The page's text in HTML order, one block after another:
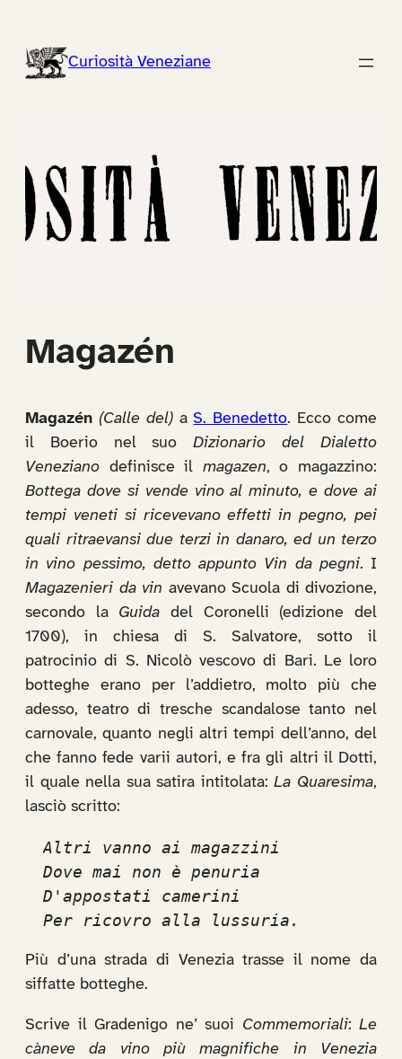
contenutoCuriosità Veneziane
Magazén
Magazén (Calle del)aS. Benedetto. Ecco come
il Boerio nel suoDizionario del Dialetto
Veneziano definisce il magazen, o magazzino:
Bottega dove si vende vino al minuto, e dove ai
tempi veneti si ricevevano effetti in pegno, pei
quali ritraevansi due terzi in danaro, ed un terzo
in vino pessimo, detto appunto Vin da pegni. I
Magazenieri da vin avevano Scuola di divozione,
secondo la Guida del Coronelli (edizione del
1700), in chiesa di S. Salvatore, sotto il
patrocinio di S. Nicolò vescovo di Bari. Le loro
botteghe erano per l’addietro, molto più che
adesso, teatro di tresche scandalose tanto nel
carnovale, quanto negli altri tempi dell’anno, del
che fanno fede varii autori, e fra gli altri il Dotti,
il quale nella sua satira intitolata:La Quaresima,
lasciò scritto:
Altri vanno ai magazzini
Dove mai non è penuria
D'appostati camerini
Per ricovro alla lussuria.
Più d’una strada di Venezia trasse il nome da
siffatte botteghe.
Scrive il Gradenigo ne’ suoi Commemoriali: Le
càneve da vino più magnifiche in Venezia